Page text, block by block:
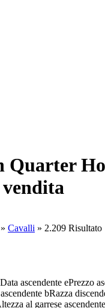
Quarter
» Cavalli » 2.209 Risultato
Data ascendente ePrezzo
bRazza
al garrese ascendente